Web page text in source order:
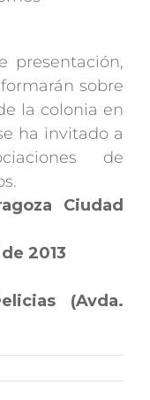
sobre
la colonia en
ha invitado a
de
Ciudad
2013
(Avda.